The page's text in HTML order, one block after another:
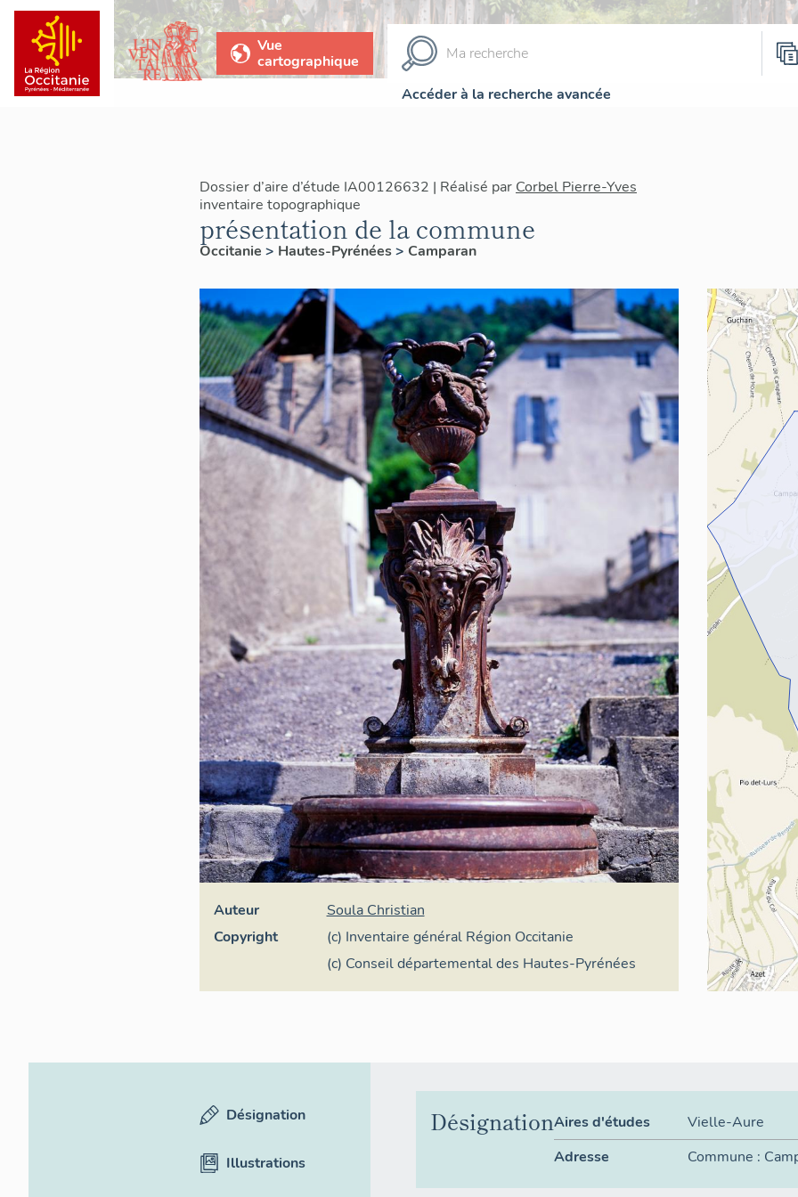
Vue
cartographique
Accéder à la recherche avancée
Dossier d’aire d’étude IA00126632 | Réalisé par Corbel Pierre-Yves
inventaire topographique
présentation de la commune
Occitanie > Hautes-Pyrénées> Camparan
Auteur
Soula Christian
Copyright
(c) Inventaire général Région Occitanie
(c) Conseil départemental des Hautes-Pyrénées
Désignation
Illustrations
DésignationAires d'études
Vielle-Aure
Adresse
Commune :